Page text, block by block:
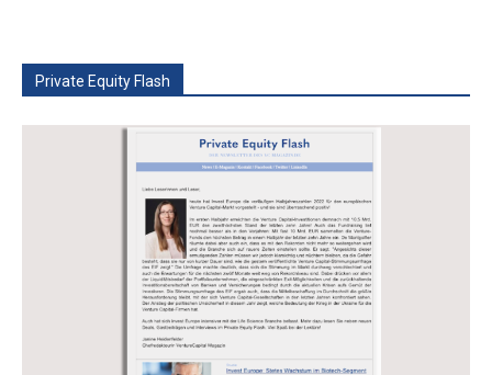
Private Equity Flash